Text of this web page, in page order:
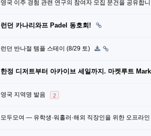
영국 이주 경험 관련 연구의 참여자 모집 문건을 공유합
런던 카나리와프 Padel 동호회!
런던 반나절 템플 스테이 (8/29 토)
한정 디저트부터 아카이브 세일까지. 마켓루트
영국 지역명 발음 2
모두모여 — 유학생·워홀러·해외 직장인을 위한 오프라